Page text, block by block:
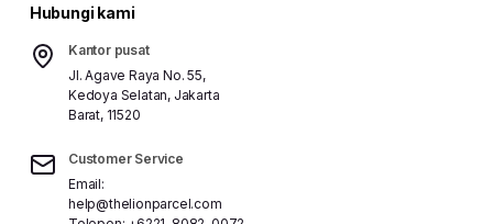
Hubungi kami
Kantor pusat
Jl. Agave Raya No. 55,
Kedoya Selatan, Jakarta
Barat, 11520
Customer Service
Email:
help@thelionparcel.com